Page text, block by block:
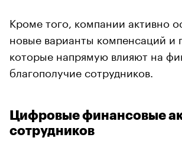
Кроме того, компании активно
новые варианты компенсаций и
которые напрямую влияют на
благополучие сотрудников.
Цифровые финансовые
сотрудников